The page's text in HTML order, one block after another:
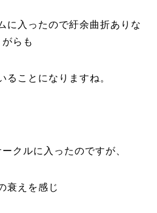
に入ったので紆余曲折ありな
がらも
ることになりますね。
クルに入ったのですが、
衰えを感じ